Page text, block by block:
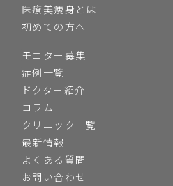
医療美痩身とは
初めての方へ
モニター募集
症例一覧
ドクター紹介
コラム
クリニック一覧
最新情報
よくある質問
お問い合わせ